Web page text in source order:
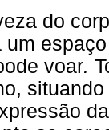
do
um
voar.